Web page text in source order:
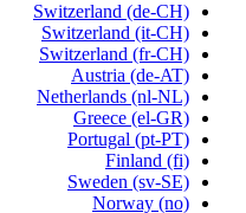
Switzerland (de-CH)
Switzerland (it-CH)
Switzerland (fr-CH)
Austria (de-AT)
Netherlands (nl-NL)
Greece (el-GR)
Portugal (pt-PT)
Finland (fi)
Sweden (sv-SE)
Norway (no)